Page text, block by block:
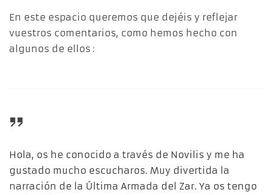
En este espacio queremos que dejéis y reflejar
vuestros comentarios, como hemos hecho con
algunos de ellos :
Hola, os he conocido a través de Novilis y me ha
gustado mucho escucharos. Muy divertida la
narración de la Última Armada del Zar. Ya os tengo